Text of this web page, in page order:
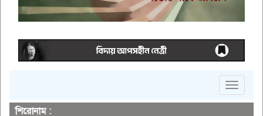
Toggle
শিরোনাম :